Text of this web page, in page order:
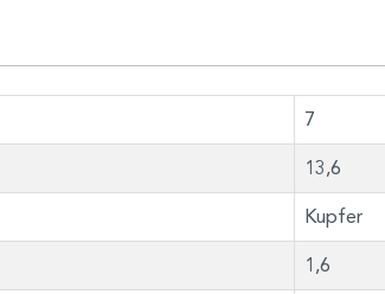
7
13,6
Kupfer
1,6